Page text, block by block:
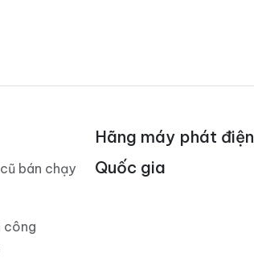
bán chạy
công
Hãng máy phát điện
Quốc gia